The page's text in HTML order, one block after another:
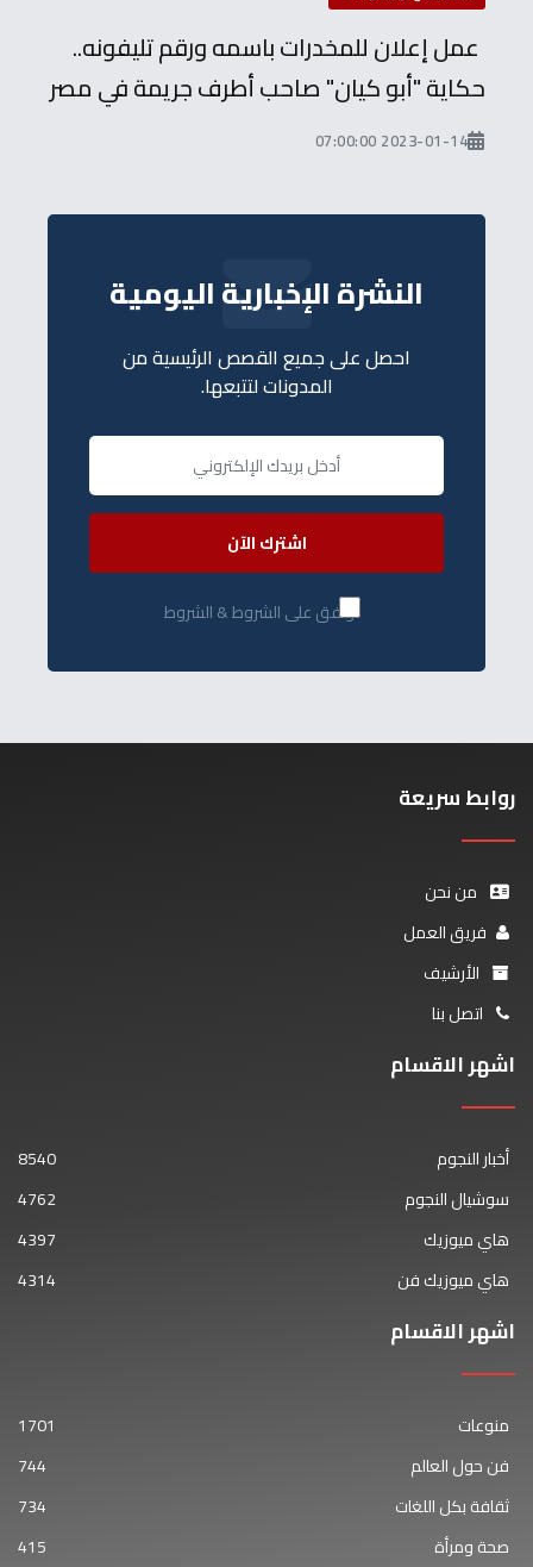
عمل إعلان للمخدرات باسمه ورقم تليفونه..
حكاية "أبو كيان" صاحب أطرف جريمة في مصر
2023-01-14 07:00:00
النشرة الإخبارية اليومية
احصل على جميع القصص الرئيسية من
المدونات لتتبعها.
اشترك الآن
أوافق على الشروط & الشروط
روابط سريعة
من نحن
فريق العمل
الأرشيف
اتصل بنا
اشهر الاقسام
أخبار النجوم
8540
سوشيال النجوم
4762
هاي ميوزيك
4397
هاي ميوزيك فن
4314
اشهر الاقسام
منوعات
1701
فن حول العالم
744
ثقافة بكل اللغات
734
صحة ومرأة
415